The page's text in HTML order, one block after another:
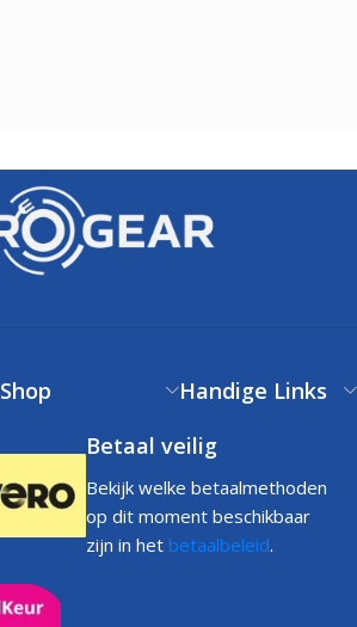
Shop
Handige Links
Betaal veilig
Bekijk welke betaalmethoden
op dit moment beschikbaar
zijn in het betaalbeleid.